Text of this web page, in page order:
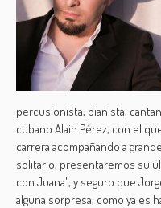
percusionista, pianista,
cubano Alain Pérez, con el
carrera acompañando a
solitario, presentaremos su
con Juana", y seguro que
alguna sorpresa, como ya es